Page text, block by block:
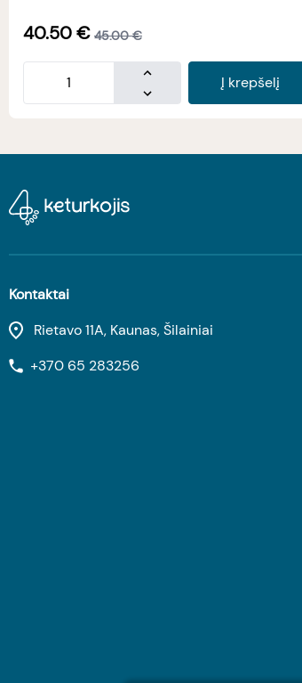
40.50€ 45.00 €
Į krepšelį
Kontaktai
Rietavo 11A, Kaunas, Šilainiai
+370 65 283256